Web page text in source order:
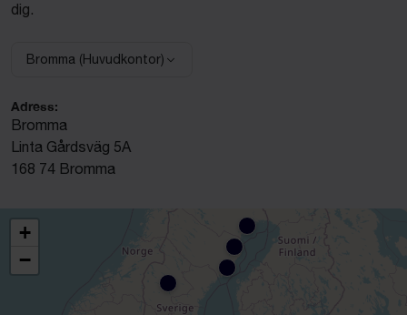
dig.
Välj anläggning:
Bromma (Huvudkontor)
Adress:
Bromma
Linta Gårdsväg 5A
168 74 Bromma
+
−